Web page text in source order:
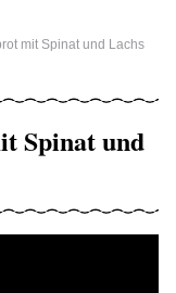
mit Spinat und Lachs
Spinat und